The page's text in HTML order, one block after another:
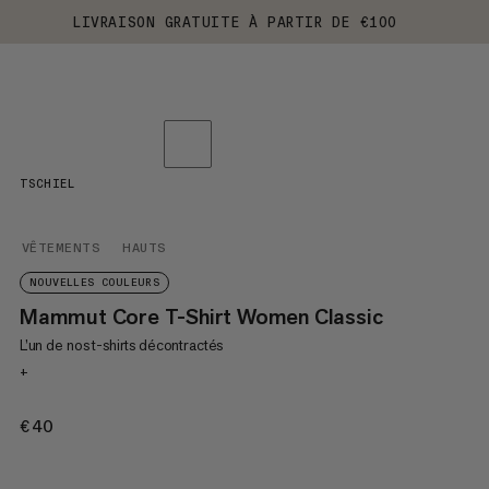
LIVRAISON GRATUITE À PARTIR DE €100
VÊTEMENTS HAUTS
NOUVELLES COULEURS
Mammut Core T-Shirt Women Classic
L’un de nos t-shirts décontractés
+
€40
TSCHIEL